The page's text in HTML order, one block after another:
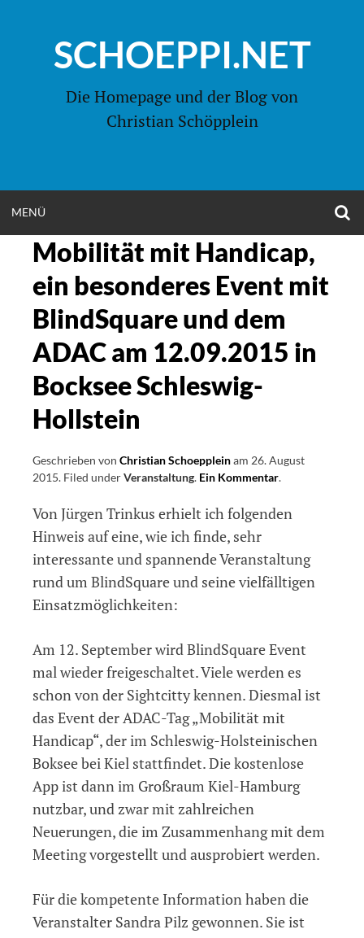
springenSCHOEPPI.NET
Die Homepage und der Blog von
Christian Schöpplein
MENÜ
MENU
Mobilität mit Handicap,
ein besonderes Event mit
BlindSquare und dem
ADAC am 12.09.2015 in
Bocksee Schleswig-
Hollstein
Geschrieben von Christian Schoeppleinam 26. August
2015. Filed underVeranstaltung. Ein Kommentaron
mit
besonderes
Event
dem
am
12.09.2015
in
Bocksee
Schleswig-
Hollstein
.
Von Jürgen Trinkus erhielt ich folgenden
Hinweis auf eine, wie ich finde, sehr
interessante und spannende Veranstaltung
rund um BlindSquare und seine vielfälltigen
Einsatzmöglichkeiten:
Am 12. September wird BlindSquare Event
mal wieder freigeschaltet. Viele werden es
schon von der Sightcitty kennen. Diesmal ist
das Event der ADAC-Tag „Mobilität mit
Handicap“, der im Schleswig-Holsteinischen
Boksee bei Kiel stattfindet. Die kostenlose
App ist dann im Großraum Kiel-Hamburg
nutzbar, und zwar mit zahlreichen
Neuerungen, die im Zusammenhang mit dem
Meeting vorgestellt und ausprobiert werden.
Für die kompetente Information haben die
Veranstalter Sandra Pilz gewonnen. Sie ist